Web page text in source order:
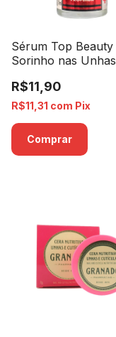
Sérum Top Beauty
Sorinho nas Unhas
R$11,90
R$11,31 com Pix